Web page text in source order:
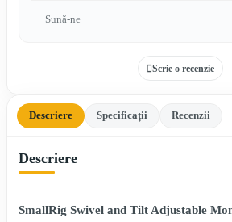
Sună-ne
Scrie o recenzie
Descriere Specificații Recenzii
Descriere
SmallRig Swivel and Tilt Adjustable